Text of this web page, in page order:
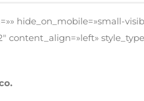
hide_on_mobile=»small-
content_align=»left»